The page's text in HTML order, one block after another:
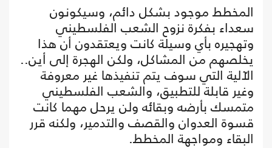
المخطط موجود بشكل دائم، وسيكونون
سعداء بفكرة نزوح الشعب الفلسطيني
وتهجيره بأي وسيلة كانت ويعتقدون أن هذا
يخلصهم من المشاكل، ولكن الهجرة إلى أين..
الآلية التي سوف يتم تنفيذها غير معروفة
وغير قابلة للتطبيق، والشعب الفلسطيني
متمسك بأرضه وبقائه ولن يرحل مهما كانت
قسوة العدوان والقصف والتدمير، ولكنه قرر
البقاء ومواجهة المخطط.